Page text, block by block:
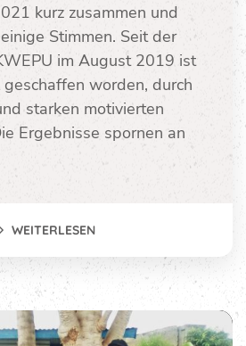
kurz zusammen und
Stimmen. Seit der
im August 2019 ist
worden, durch
starken motivierten
Ergebnisse spornen an
WEITERLESEN